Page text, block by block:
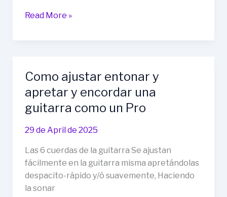
usando
Para
como
dice
el
Contador
del
largo
en
su
Tic
Read More »
Como ajustar entonar y
apretar y encordar una
guitarra como un Pro
29 de April de 2025
Las 6 cuerdas de la guitarra Se ajustan
fácilmente en la guitarra misma apretándolas
despacito-rápido y/ó suavemente, Haciendo
la sonar